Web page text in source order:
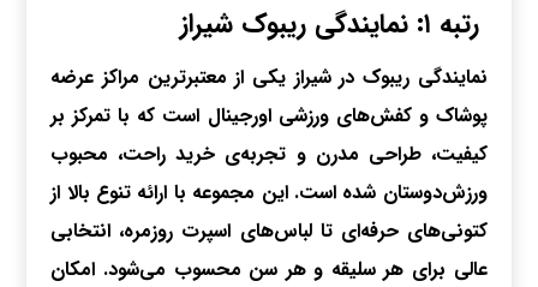
رتبه ۱: نمایندگی ریبوک شیراز
نمایندگی ریبوک در شیراز یکی از معتبرترین مراکز عرضه
پوشاک و کفش‌های ورزشی اورجینال است که با تمرکز بر
کیفیت، طراحی مدرن و تجربه‌ی خرید راحت، محبوب
ورزش‌دوستان شده است. این مجموعه با ارائه تنوع بالا از
کتونی‌های حرفه‌ای تا لباس‌های اسپرت روزمره، انتخابی
عالی برای هر سلیقه و هر سن محسوب می‌شود. امکان